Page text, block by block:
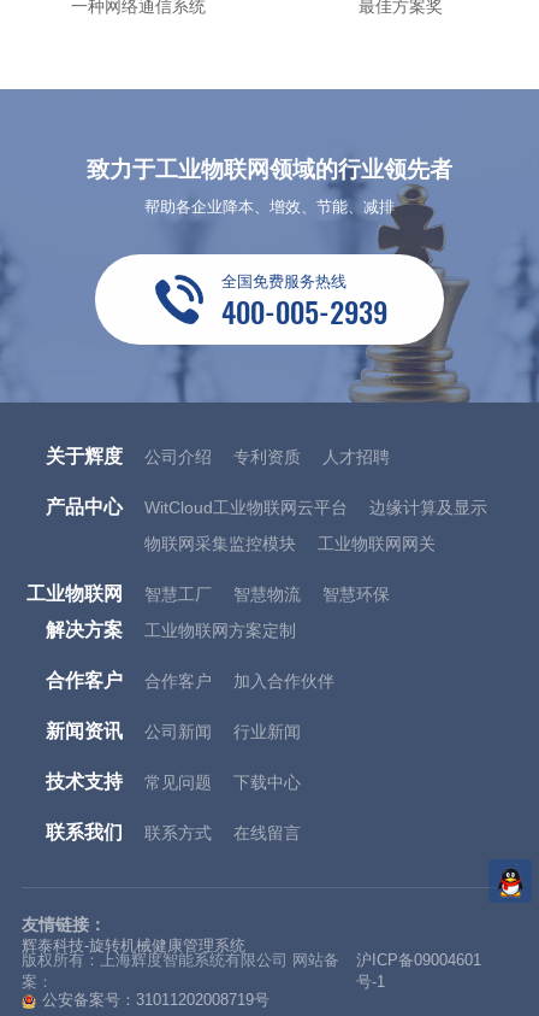
一种网络通信系统 最佳方案奖
致力于工业物联网领域的行业领先者
帮助各企业降本、增效、节能、减排
全国免费服务热线
400-005-2939
关于辉度 公司介绍 专利资质 人才招聘
产品中心 WitCloud工业物联网云平台
边缘计算及显示
物联网采集监控模块
工业物联网网关
工业物联网
解决方案
智慧工厂 智慧物流
智慧环保
工业物联网方案定制
合作客户 合作客户 加入合作伙伴
新闻资讯 公司新闻 行业新闻
技术支持 常见问题 下载中心
联系我们 联系方式 在线留言
友情链接：
辉泰科技-旋转机械健康管理系统
版权所有：上海辉度智能系统有限公司 网站备
案：
沪ICP备09004601
号-1
公安备案号：31011202008719号